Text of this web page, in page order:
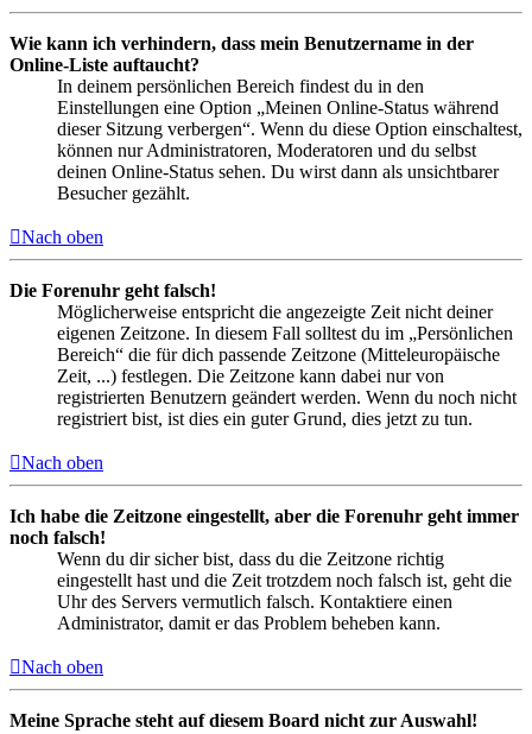
Wie kann ich verhindern, dass mein Benutzername in der
Online-Liste auftaucht?
In deinem persönlichen Bereich findest du in den
Einstellungen eine Option „Meinen Online-Status während
dieser Sitzung verbergen“. Wenn du diese Option einschaltest,
können nur Administratoren, Moderatoren und du selbst
deinen Online-Status sehen. Du wirst dann als unsichtbarer
Besucher gezählt.
Nach oben
Die Forenuhr geht falsch!
Möglicherweise entspricht die angezeigte Zeit nicht deiner
eigenen Zeitzone. In diesem Fall solltest du im „Persönlichen
Bereich“ die für dich passende Zeitzone (Mitteleuropäische
Zeit, ...) festlegen. Die Zeitzone kann dabei nur von
registrierten Benutzern geändert werden. Wenn du noch nicht
registriert bist, ist dies ein guter Grund, dies jetzt zu tun.
Nach oben
Ich habe die Zeitzone eingestellt, aber die Forenuhr geht immer
noch falsch!
Wenn du dir sicher bist, dass du die Zeitzone richtig
eingestellt hast und die Zeit trotzdem noch falsch ist, geht die
Uhr des Servers vermutlich falsch. Kontaktiere einen
Administrator, damit er das Problem beheben kann.
Nach oben
Meine Sprache steht auf diesem Board nicht zur Auswahl!